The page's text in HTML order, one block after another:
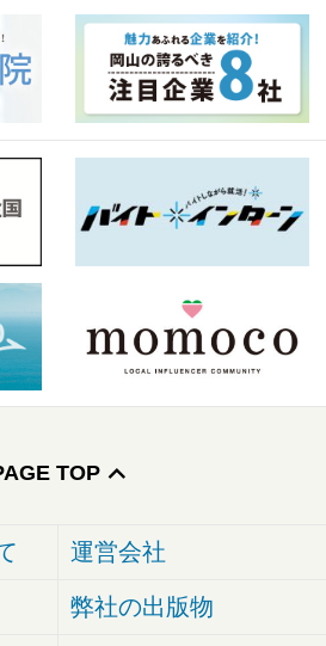
TOP
運営会社
弊社の出版物